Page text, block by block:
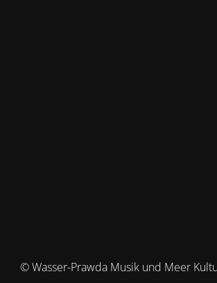
© Wasser-Prawda Musik und Meer